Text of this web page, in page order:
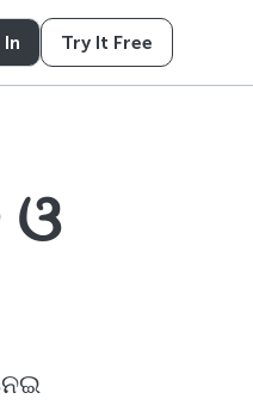
Try It Free
ଓ